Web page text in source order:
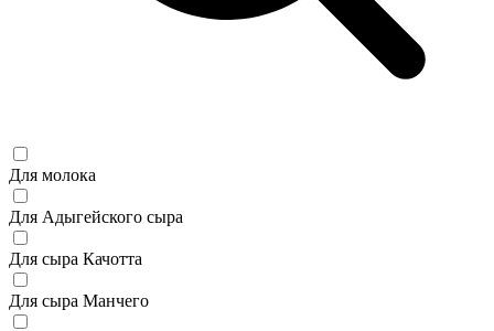
Для молока
Для Адыгейского сыра
Для сыра Качотта
Для сыра Манчего